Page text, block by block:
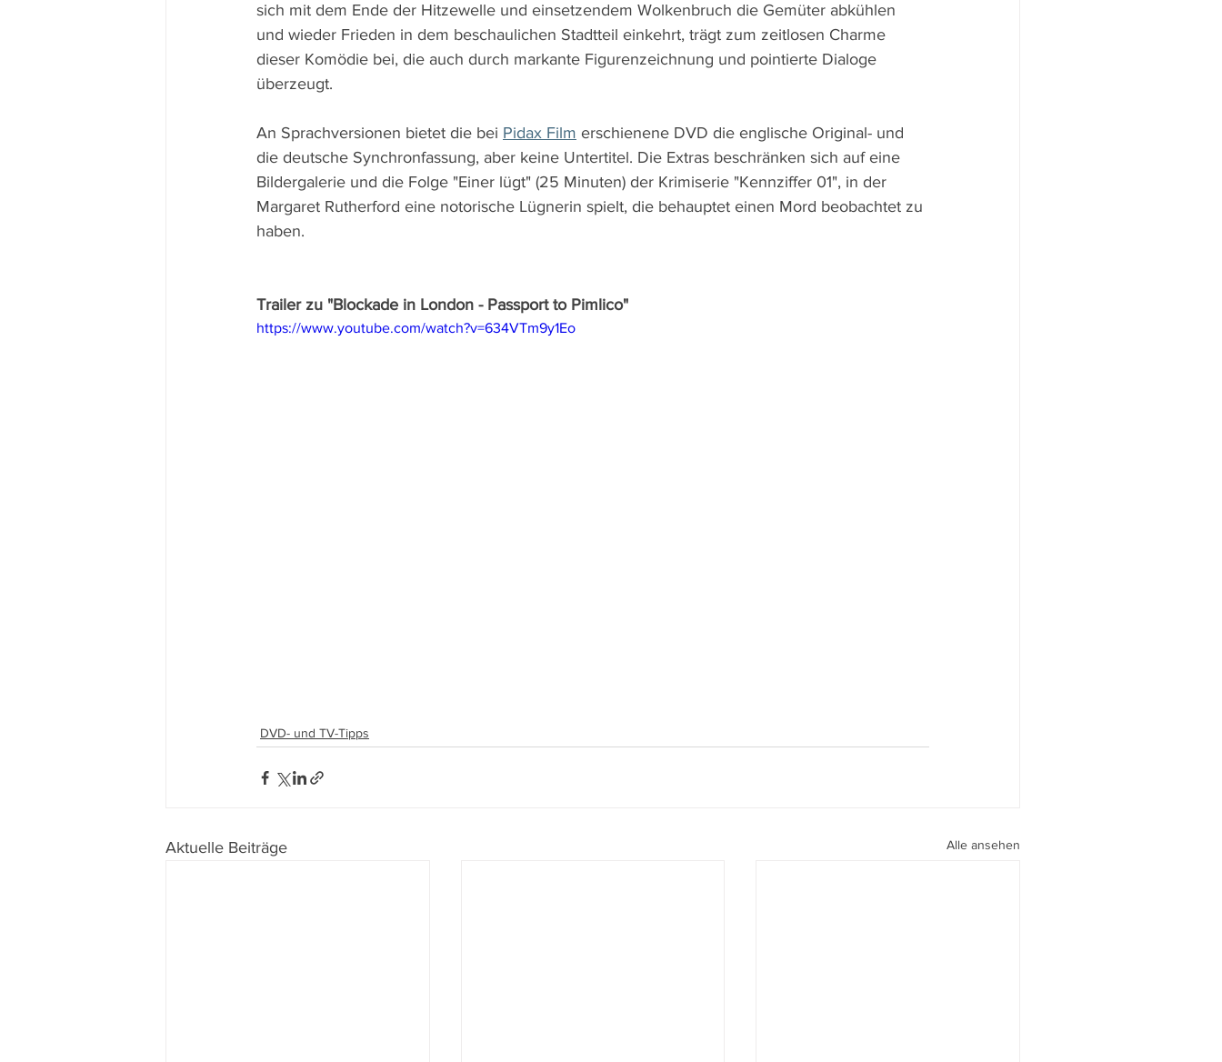
sich mit dem Ende der Hitzewelle und einsetzendem Wolkenbruch die Gemüter abkühlen
und wieder Frieden in dem beschaulichen Stadtteil einkehrt, trägt zum zeitlosen Charme
dieser Komödie bei, die auch durch markante Figurenzeichnung und pointierte Dialoge
überzeugt.
An Sprachversionen bietet die bei Pidax Film erschienene DVD die englische Original- und
die deutsche Synchronfassung, aber keine Untertitel. Die Extras beschränken sich auf eine
Bildergalerie und die Folge "Einer lügt" (25 Minuten) der Krimiserie "Kennziffer 01", in der
Margaret Rutherford eine notorische Lügnerin spielt, die behauptet einen Mord beobachtet zu
haben.
Trailer zu "Blockade in London - Passport to Pimlico"
https://www.youtube.com/watch?v=634VTm9y1Eo
DVD- und TV-Tipps
Aktuelle Beiträge Alle ansehen